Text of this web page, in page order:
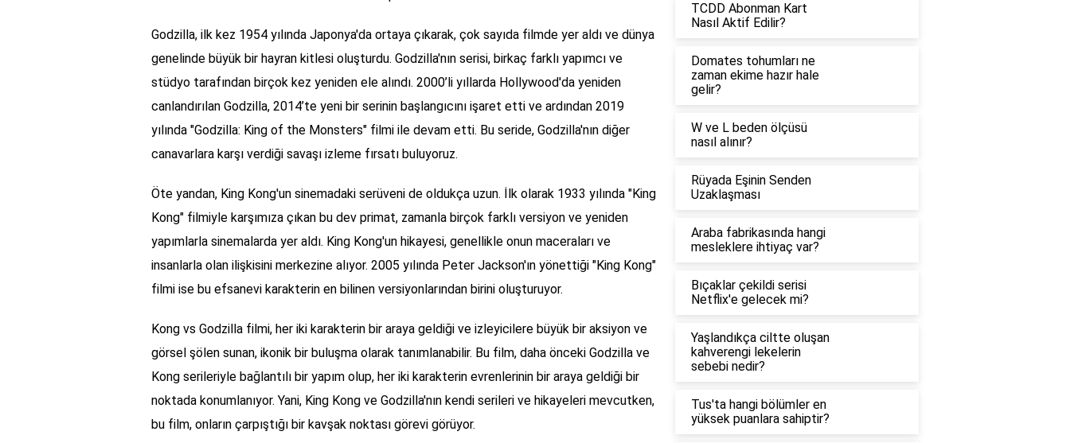
Godzilla, ilk kez 1954 yılında Japonya'da ortaya çıkarak, çok sayıda filmde yer aldı ve dünya
genelinde büyük bir hayran kitlesi oluşturdu. Godzilla'nın serisi, birkaç farklı yapımcı ve
stüdyo tarafından birçok kez yeniden ele alındı. 2000’li yıllarda Hollywood'da yeniden
canlandırılan Godzilla, 2014’te yeni bir serinin başlangıcını işaret etti ve ardından 2019
yılında "Godzilla: King of the Monsters" filmi ile devam etti. Bu seride, Godzilla'nın diğer
canavarlara karşı verdiği savaşı izleme fırsatı buluyoruz.
Öte yandan, King Kong'un sinemadaki serüveni de oldukça uzun. İlk olarak 1933 yılında "King
Kong" filmiyle karşımıza çıkan bu dev primat, zamanla birçok farklı versiyon ve yeniden
yapımlarla sinemalarda yer aldı. King Kong'un hikayesi, genellikle onun maceraları ve
insanlarla olan ilişkisini merkezine alıyor. 2005 yılında Peter Jackson'ın yönettiği "King Kong"
filmi ise bu efsanevi karakterin en bilinen versiyonlarından birini oluşturuyor.
Kong vs Godzilla filmi, her iki karakterin bir araya geldiği ve izleyicilere büyük bir aksiyon ve
görsel şölen sunan, ikonik bir buluşma olarak tanımlanabilir. Bu film, daha önceki Godzilla ve
Kong serileriyle bağlantılı bir yapım olup, her iki karakterin evrenlerinin bir araya geldiği bir
noktada konumlanıyor. Yani, King Kong ve Godzilla'nın kendi serileri ve hikayeleri mevcutken,
bu film, onların çarpıştığı bir kavşak noktası görevi görüyor.
TCDD Abonman Kart
Nasıl Aktif Edilir?
Domates tohumları ne
zaman ekime hazır hale
gelir?
W ve L beden ölçüsü
nasıl alınır?
Rüyada Eşinin Senden
Uzaklaşması
Araba fabrikasında hangi
mesleklere ihtiyaç var?
Bıçaklar çekildi serisi
Netflix'e gelecek mi?
Yaşlandıkça ciltte oluşan
kahverengi lekelerin
sebebi nedir?
Tus'ta hangi bölümler en
yüksek puanlara sahiptir?